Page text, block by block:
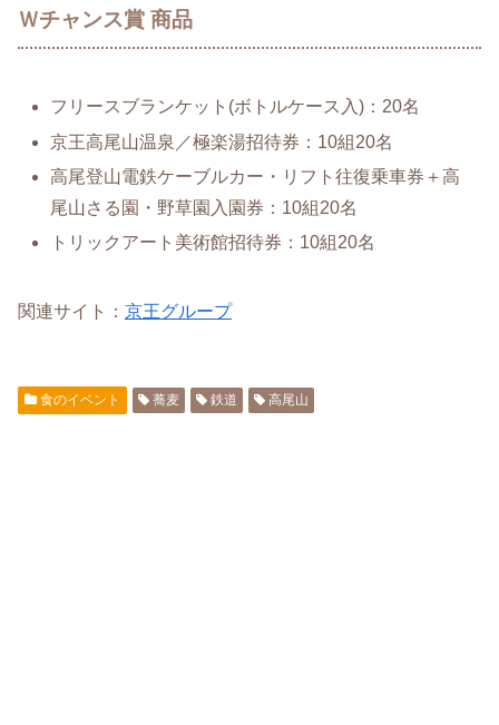
Ｗチャンス賞 商品
フリースブランケット(ボトルケース入)：20名
京王高尾山温泉／極楽湯招待券：10組20名
高尾登山電鉄ケーブルカー・リフト往復乗車券＋高
尾山さる園・野草園入園券：10組20名
トリックアート美術館招待券：10組20名
関連サイト： 京王グループ
食のイベント 蕎麦 鉄道 高尾山